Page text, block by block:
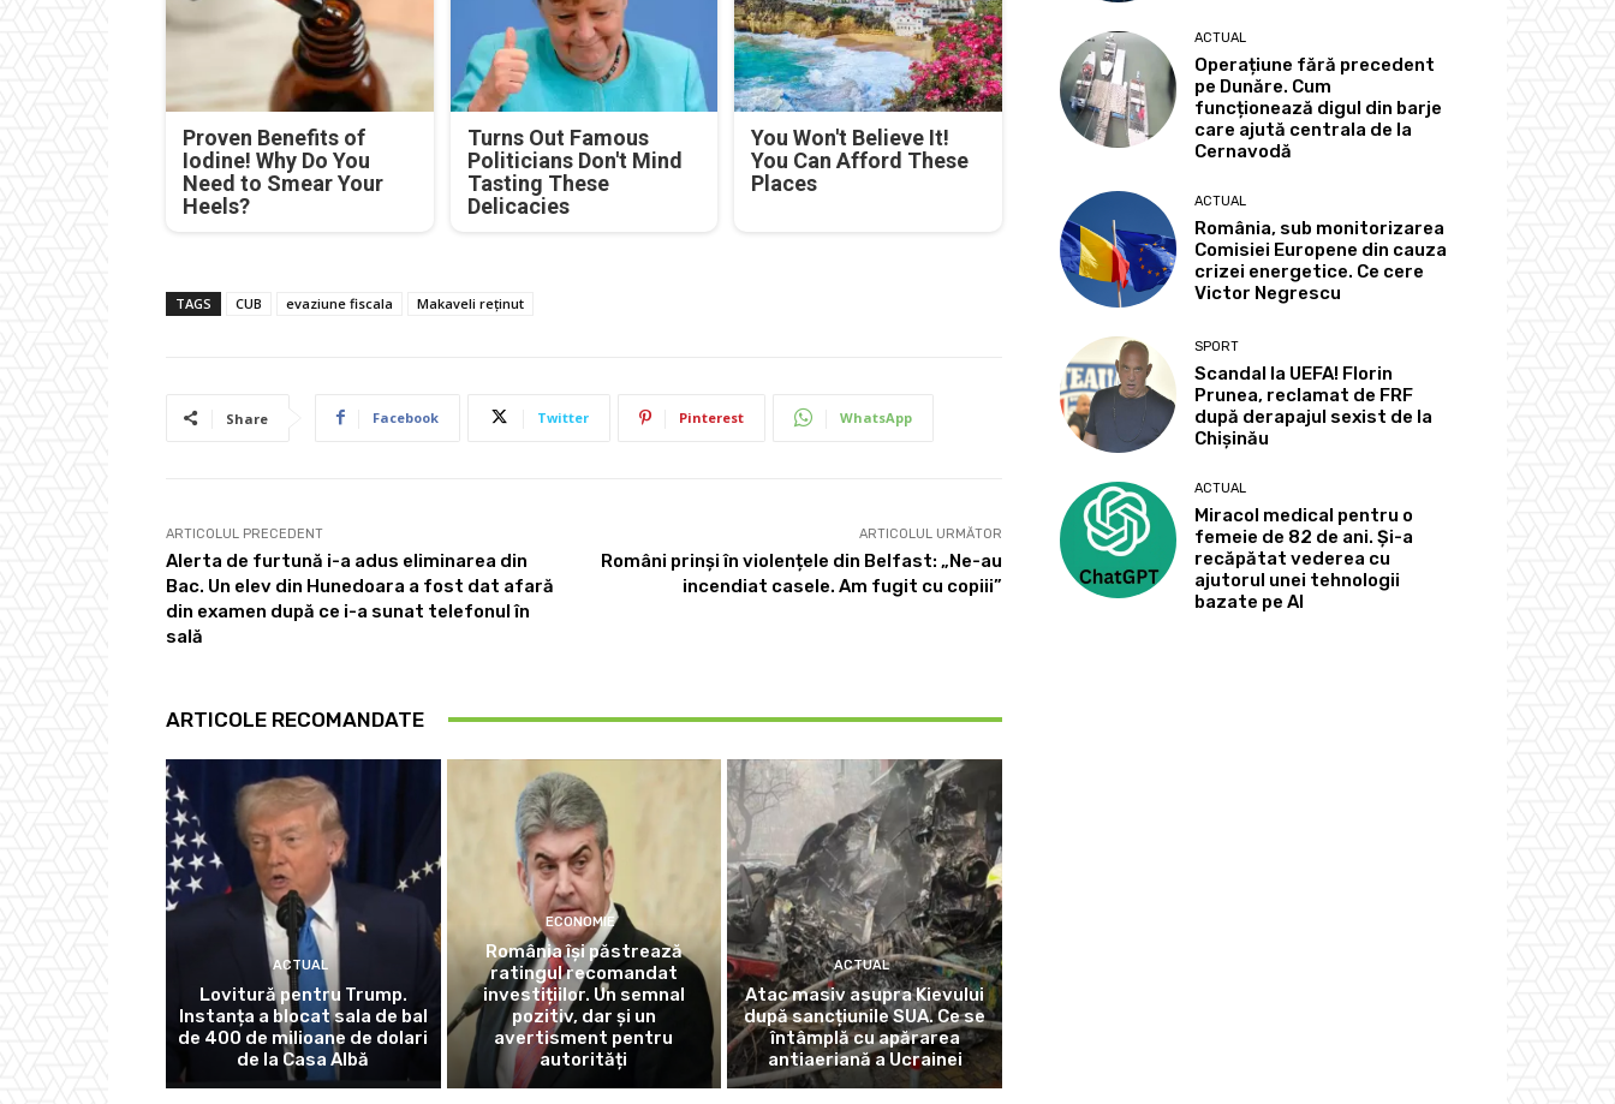
Proven Benefits of
Iodine! Why Do You
Need to Smear Your
Heels?
Turns Out Famous
Politicians Don't Mind
Tasting These
Delicacies
You Won't Believe It!
You Can Afford These
Places
TAGS CUB evaziune fiscala Makaveli reținut
Share Facebook Twitter Pinterest WhatsApp
ARTICOLUL PRECEDENT
Alerta de furtună i-a adus eliminarea din
Bac. Un elev din Hunedoara a fost dat afară
din examen după ce i-a sunat telefonul în
sală
ARTICOLUL URMĂTOR
Români prinși în violențele din Belfast: „Ne-au
incendiat casele. Am fugit cu copiii”
ARTICOLE RECOMANDATE
ACTUAL
Lovitură pentru Trump.
Instanța a blocat sala de bal
de 400 de milioane de dolari
de la Casa Albă
ECONOMIE
România își păstrează
ratingul recomandat
investițiilor. Un semnal
pozitiv, dar și un
avertisment pentru
autorități
ACTUAL
Atac masiv asupra Kievului
după sancțiunile SUA. Ce se
întâmplă cu apărarea
antiaeriană a Ucrainei
ACTUAL
Operațiune fără precedent
pe Dunăre. Cum
funcționează digul din barje
care ajută centrala de la
Cernavodă
ACTUAL
România, sub monitorizarea
Comisiei Europene din cauza
crizei energetice. Ce cere
Victor Negrescu
SPORT
Scandal la UEFA! Florin
Prunea, reclamat de FRF
după derapajul sexist de la
Chișinău
ACTUAL
Miracol medical pentru o
femeie de 82 de ani. Și-a
recăpătat vederea cu
ajutorul unei tehnologii
bazate pe AI